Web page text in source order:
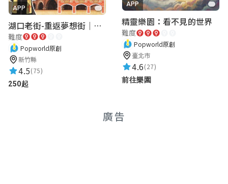
APP
湖口老街-重返夢想街｜新竹老街城市解謎
難度
Popworld原創
新竹縣
4.5(75)
250起
APP
精靈樂園：看不見的世界
難度
Popworld原創
臺北市
4.6(27)
前往樂園
廣告